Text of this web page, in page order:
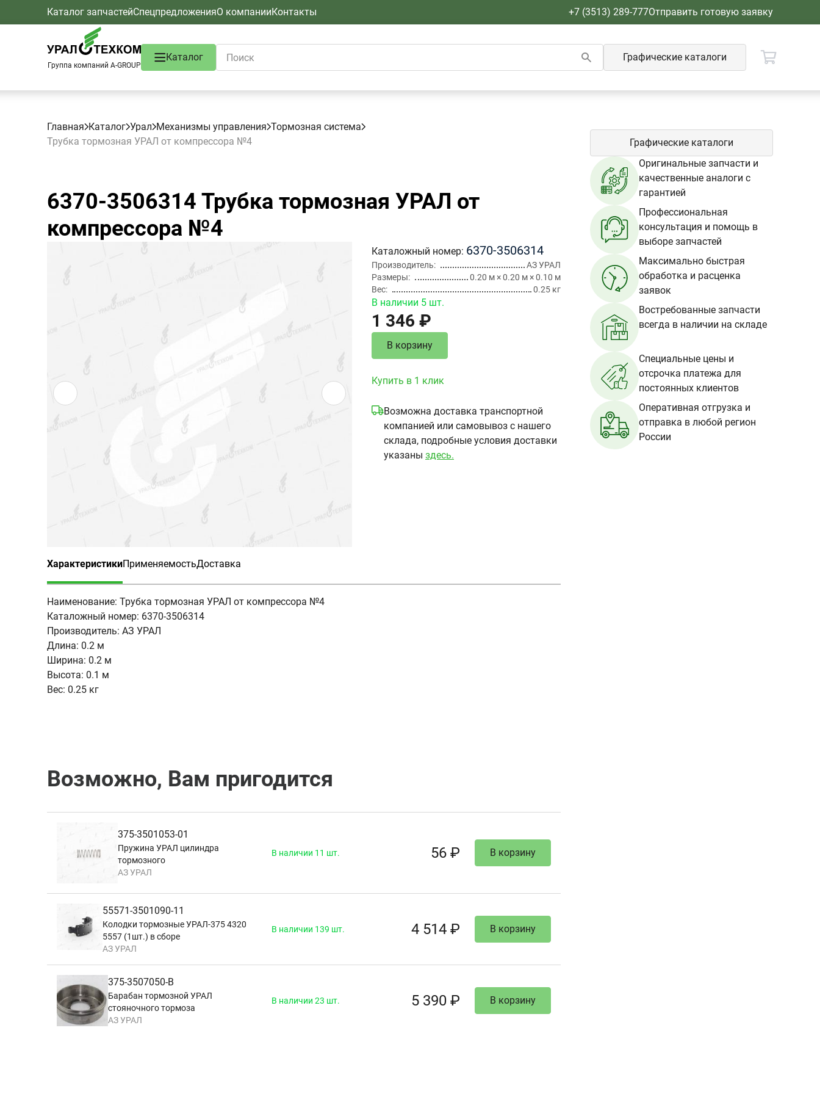
Каталог запчастейСпецпредложенияО компанииКонтакты +7 (3513) 289-777Отправить готовую заявку
Группа компаний A-GROUP
Каталог Графические каталоги
Главная Каталог Урал Механизмы управления Тормозная система
Трубка тормозная УРАЛ от компрессора №4
6370-3506314 Трубка тормозная УРАЛ от
компрессора №4
Каталожный номер 6370-3506314
Производитель
АЗ УРАЛ
Размеры
0.20 м × 0.20 м × 0.10 м
Вес
0.25 кг
В наличии 5 шт.
1 346 ₽
В корзину
Купить в 1 клик
Возможна доставка транспортной
компанией или самовывоз с нашего
склада, подробные условия доставки
указаны здесь.
Характеристики
(активная вкладка)
ПрименяемостьДоставка
Наименование: Трубка тормозная УРАЛ от компрессора №4
Каталожный номер: 6370-3506314
Производитель: АЗ УРАЛ
Длина: 0.2 м
Ширина: 0.2 м
Высота: 0.1 м
Вес: 0.25 кг
Возможно, Вам пригодится
375-3501053-01
Пружина УРАЛ цилиндра
тормозного
АЗ УРАЛ
В наличии 11 шт. 56 ₽ В корзину
55571-3501090-11
Колодки тормозные УРАЛ-375 4320
5557 (1шт.) в сборе
АЗ УРАЛ
В наличии 139 шт. 4 514 ₽ В корзину
375-3507050-В
Барабан тормозной УРАЛ
стояночного тормоза
АЗ УРАЛ
В наличии 23 шт. 5 390 ₽ В корзину
Графические каталоги
Оригинальные запчасти и
качественные аналоги с
гарантией
Профессиональная
консультация и помощь в
выборе запчастей
Максимально быстрая
обработка и расценка
заявок
Востребованные запчасти
всегда в наличии на складе
Специальные цены и
отсрочка платежа для
постоянных клиентов
Оперативная отгрузка и
отправка в любой регион
России